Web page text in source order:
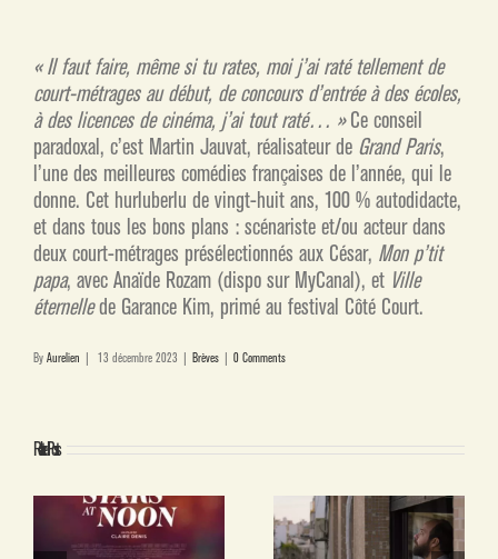
« Il faut faire, même si tu rates, moi j’ai raté tellement de
court-métrages au début, de concours d’entrée à des écoles,
à des licences de cinéma, j’ai tout raté… »Ce conseil
paradoxal, c’est Martin Jauvat, réalisateur de Grand Paris,
l’une des meilleures comédies françaises de l’année, qui le
donne. Cet hurluberlu de vingt-huit ans, 100 % autodidacte,
et dans tous les bons plans : scénariste et/ou acteur dans
deux court-métrages présélectionnés aux César, Mon p’tit
papa, avec Anaïde Rozam (dispo sur MyCanal), et Ville
éternellede Garance Kim, primé au festival Côté Court.
By Aurelien | 13 décembre 2023 | Brèves | 0 Comments
Related Posts